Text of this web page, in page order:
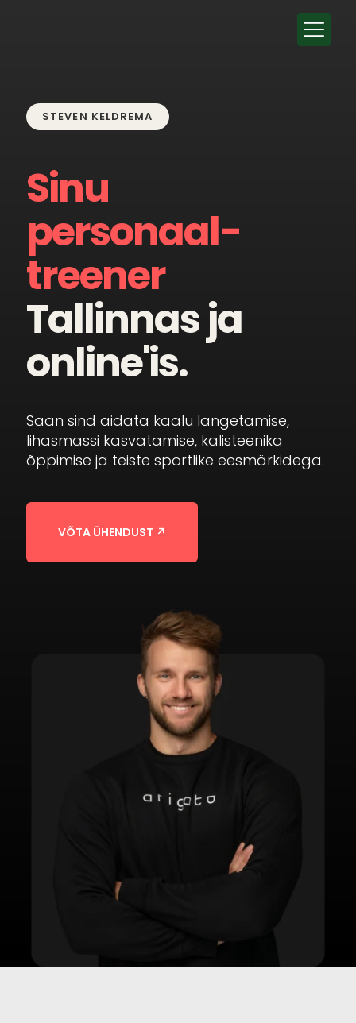
STEVEN KELDREMA
Sinu
personaal-
treener
Tallinnas ja
online'is.
Saan sind aidata kaalu langetamise,
lihasmassi kasvatamise, kalisteenika
õppimise ja teiste sportlike eesmärkidega.
VÕTA ÜHENDUST ↗